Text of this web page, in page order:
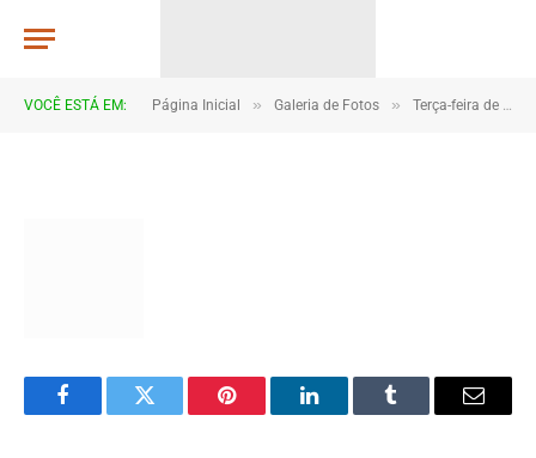
VOCÊ ESTÁ EM: Página Inicial » Galeria de Fotos » Terça-feira de carnaval 2023
FacebookTwitter Pinterest LinkedInTumblr Email